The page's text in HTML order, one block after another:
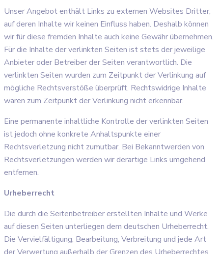
Unser Angebot enthält Links zu externen Websites Dritter,
auf deren Inhalte wir keinen Einfluss haben. Deshalb können
wir für diese fremden Inhalte auch keine Gewähr übernehmen.
Für die Inhalte der verlinkten Seiten ist stets der jeweilige
Anbieter oder Betreiber der Seiten verantwortlich. Die
verlinkten Seiten wurden zum Zeitpunkt der Verlinkung auf
mögliche Rechtsverstöße überprüft. Rechtswidrige Inhalte
waren zum Zeitpunkt der Verlinkung nicht erkennbar.
Eine permanente inhaltliche Kontrolle der verlinkten Seiten
ist jedoch ohne konkrete Anhaltspunkte einer
Rechtsverletzung nicht zumutbar. Bei Bekanntwerden von
Rechtsverletzungen werden wir derartige Links umgehend
entfernen.
Urheberrecht
Die durch die Seitenbetreiber erstellten Inhalte und Werke
auf diesen Seiten unterliegen dem deutschen Urheberrecht.
Die Vervielfältigung, Bearbeitung, Verbreitung und jede Art